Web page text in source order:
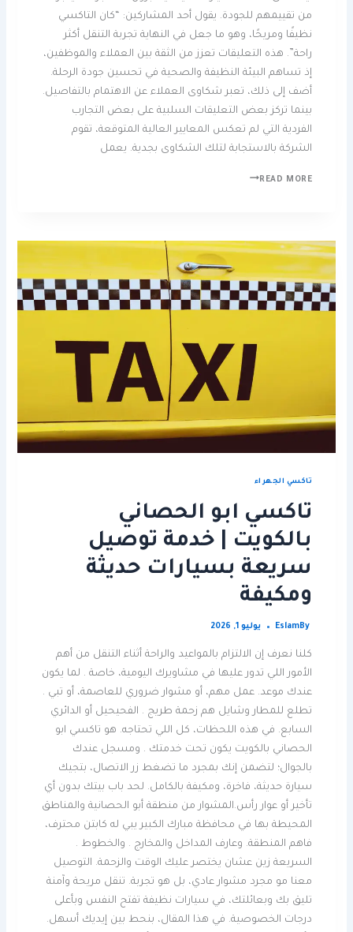
من تقييمهم للجودة. يقول أحد المشاركين: “كان التاكسي
نظيفًا ومريحًا، وهو ما جعل في النهاية تجربة التنقل أكثر
راحة”. هذه التعليقات تعزز من الثقة بين العملاء والموظفين،
إذ تساهم البيئة النظيفة والصحية في تحسين جودة الرحلة.
أضف إلى ذلك، تعبر شكاوى العملاء عن الاهتمام بالتفاصيل.
بينما تركز بعض التعليقات السلبية على بعض التجارب
الفردية التي لم تعكس المعايير العالية المتوقعة، تقوم
الشركة بالاستجابة لتلك الشكاوى بجدية. يعمل
READ MORE
تاكسي الجهراء
تاكسي ابو الحصاني
بالكويت | خدمة توصيل
سريعة بسيارات حديثة
ومكيفة
Eslam يوليو 1, 2026
كلنا نعرف إن الالتزام بالمواعيد والراحة أثناء التنقل من أهم
الأمور اللي تدور عليها في مشاويرك اليومية، خاصة . لما يكون
عندك موعد. عمل مهم، أو مشوار ضروري للعاصمة، أو تبي .
تطلع للمطار وشايل هم زحمة طريج . الفحيحيل أو الدائري
السابع. في هذه اللحظات، كل اللي تحتاجه. هو تاكسي ابو
الحصاني بالكويت يكون تحت خدمتك . ومسجل عندك
بالجوال؛ لتضمن إنك بمجرد ما تضغط زر الاتصال، بتجيك
سيارة حديثة، فاخرة، ومكيفة بالكامل. لحد باب بيتك بدون أي
تأخير أو عوار رأس.المشوار من منطقة أبو الحصانية والمناطق
المحيطة بها في محافظة مبارك الكبير يبي له كابتن محترف،
فاهم المنطقة. وعارف المداخل والمخارج . والخطوط .
السريعة زين عشان يختصر عليك الوقت والزحمة. التوصيل
معنا مو مجرد مشوار عادي، بل هو تجربة. تنقل مريحة وآمنة
تليق بك وبعائلتك، في سيارات نظيفة تفتح النفس وبأعلى
درجات الخصوصية. في هذا المقال، بنحط بين إيديك أسهل.